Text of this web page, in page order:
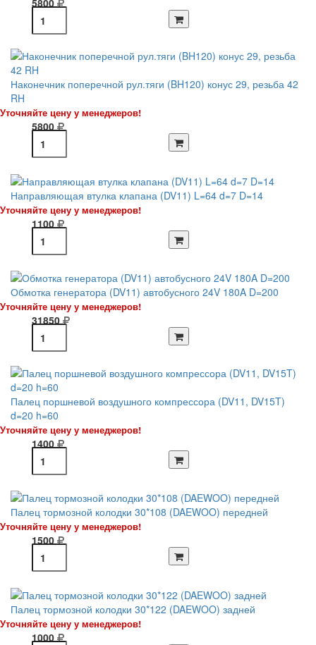
5800
Наконечник поперечной рул.тяги (BH120) конус 29, резьба 42
RH
Уточняйте цену у менеджеров!
5800
Направляющая втулка клапана (DV11) L=64 d=7 D=14
Уточняйте цену у менеджеров!
1100
Обмотка генератора (DV11) автобусного 24V 180A D=200
Уточняйте цену у менеджеров!
31850
Палец поршневой воздушного компрессора (DV11, DV15T)
d=20 h=60
Уточняйте цену у менеджеров!
1400
Палец тормозной колодки 30*108 (DAEWOO) передней
Уточняйте цену у менеджеров!
1500
Палец тормозной колодки 30*122 (DAEWOO) задней
Уточняйте цену у менеджеров!
1000